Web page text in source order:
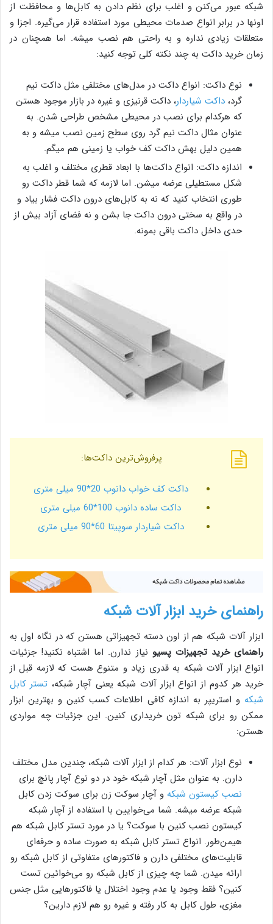
شبکه عبور می‌کنن و اغلب برای نظم دادن به کابل‌ها و محافظت از
اونها در برابر انواع صدمات محیطی مورد استفاده قرار می‌گیره. اجزا و
متعلقات زیادی نداره و به راحتی هم نصب میشه. اما همچنان در
زمان خرید داکت به چند نکته کلی توجه کنید:
نوع داکت: انواع داکت در مدل‌های مختلفی مثل داکت نیم
گرد، داکت شیاردار، داکت قرنیزی و غیره در بازار موجود هستن
که هرکدام برای نصب در محیطی مشخص طراحی شدن. به
عنوان مثال داکت نیم گرد روی سطح زمین نصب میشه و به
همین دلیل بهش داکت کف خواب یا زمینی هم میگم.
اندازه داکت: انواع داکت‌ها با ابعاد قطری مختلف و اغلب به
شکل مستطیلی عرضه میشن. اما لازمه که شما قطر داکت رو
طوری انتخاب کنید که نه به کابل‌های درون داکت فشار بیاد و
در واقع به سختی درون داکت جا بشن و نه فضای آزاد بیش از
حدی داخل داکت باقی بمونه.
پرفروش‌ترین داکت‌ها:
داکت کف خواب دانوب 20*90 میلی‌ متری
داکت ساده دانوب 100*60 میلی‌ متری
داکت شیاردار سوپیتا 60*90 میلی‌ متری
راهنمای خرید ابزار آلات شبکه
ابزار آلات شبکه هم از اون دسته تجهیزاتی هستن که در نگاه اول به
راهنمای خرید تجهیزات پسیو نیاز ندارن. اما اشتباه نکنید! جزئیات
انواع ابزار آلات شبکه به قدری زیاد و متنوع هست که لازمه قبل از
خرید هر کدوم از انواع ابزار آلات شبکه یعنی آچار شبکه، تستر کابل
شبکه و استریپر به اندازه کافی اطلاعات کسب کنین و بهترین ابزار
ممکن رو برای شبکه تون خریداری کنین. این جزئیات چه مواردی
هستن:
نوع ابزار آلات: هر کدام از ابزار آلات شبکه، چندین مدل مختلف
دارن. به عنوان مثل آچار شبکه خود در دو نوع آچار پانچ برای
نصب کیستون شبکه و آچار سوکت زن برای سوکت زدن کابل
شبکه عرضه میشه. شما می‌خوایین با استفاده از آچار شبکه
کیستون نصب کنین با سوکت؟ یا در مورد تستر کابل شبکه هم
هیمن‌طور. انواع تستر کابل شبکه به صورت ساده و حرفه‌ای
قابلیت‌های مختلفی دارن و فاکتورهای متفاوتی از کابل شبکه رو
ارائه میدن. شما چه چیزی از کابل شبکه رو می‌خوائین تست
کنین؟ فقط وجود یا عدم وجود اختلال یا فاکتورهایی مثل جنس
مغزی، طول کابل به کار رفته و غیره رو هم لازم دارین؟